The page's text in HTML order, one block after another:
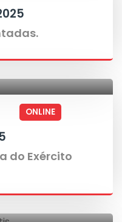
ONLINE
do Exército